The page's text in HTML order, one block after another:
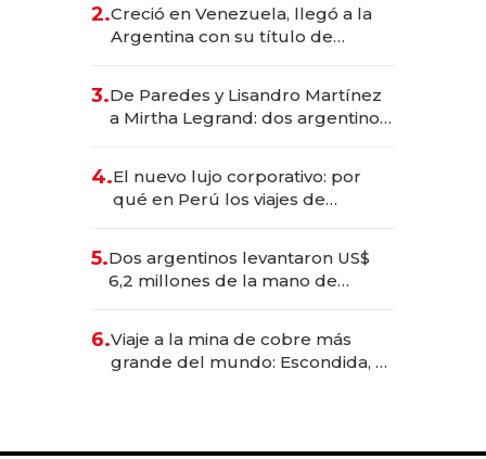
2.Creció en Venezuela, llegó a la
Argentina con su título de
las marcas "fast premium"
3.De Paredes y Lisandro Martínez
a Mirtha Legrand: dos argentinos
4.El nuevo lujo corporativo: por
qué en Perú los viajes de
para convertirse en experiencias
transformadoras
5.Dos argentinos levantaron US$
6,2 millones de la mano de
6.Viaje a la mina de cobre más
grande del mundo: Escondida, el